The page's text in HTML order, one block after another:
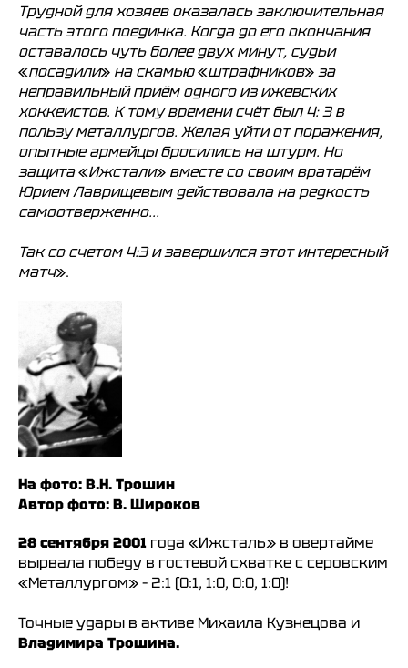
Трудной для хозяев оказалась заключительная
часть этого поединка. Когда до его окончания
оставалось чуть более двух минут, судьи
«посадили» на скамью«штрафников»за
неправильный приём одного из ижевских
хоккеистов. К тому времени счёт был 4: 3 в
пользу металлургов. Желая уйти от поражения,
опытные армейцы бросились на штурм. Но
защита«Ижстали» вместе со своим вратарём
Юрием Лаврищевым действовала на редкость
самоотверженно...
Так со счетом 4:3 и завершился этот интересный
матч».
На фото: В.Н. Трошин
Автор фото: В. Широков
28 сентября 2001 года «Ижсталь» в овертайме
вырвала победу в гостевой схватке с серовским
«Металлургом» – 2:1 (0:1, 1:0, 0:0, 1:0)!
Точные удары в активе Михаила Кузнецова и
Владимира Трошина.